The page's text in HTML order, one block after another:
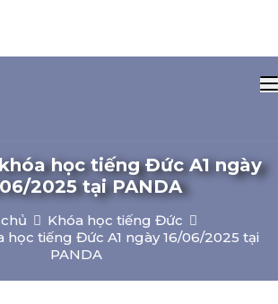
học tiếng Đức A1 ngày
2025 tại PANDA
Khóa học tiếng Đức
học tiếng Đức A1 ngày 16/06/2025 tại
PANDA